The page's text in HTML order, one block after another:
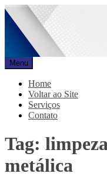
Pular
para
conteúdo
Promar
Blog
Menu
Home
Voltar ao Site
Serviços
Contato
Tag:
metálica